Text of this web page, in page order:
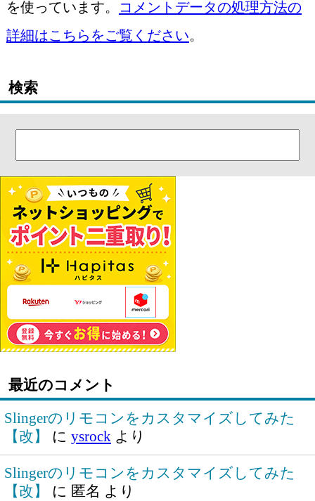
を使っています。
コメントデータの処理方法の
詳細はこちらをご覧ください。
検索
最近のコメント
Slingerのリモコンをカスタマイズしてみた
【改】
に ysrock より
Slingerのリモコンをカスタマイズしてみた
【改】
に 匿名 より